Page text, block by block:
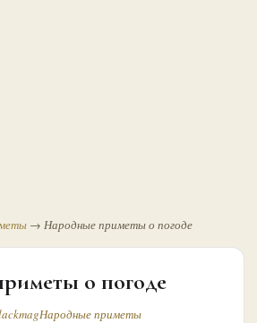
→ Народные приметы о погоде
о погоде
Народные приметы